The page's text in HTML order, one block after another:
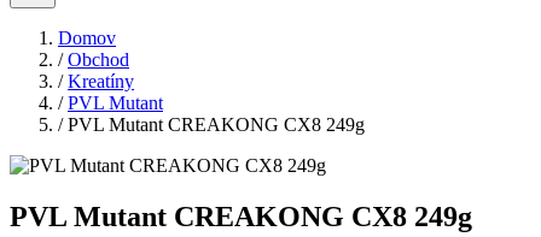
Domov
/ Obchod
/ Kreatíny
/ PVL Mutant
/ PVL Mutant CREAKONG CX8 249g
PVL Mutant CREAKONG CX8 249g